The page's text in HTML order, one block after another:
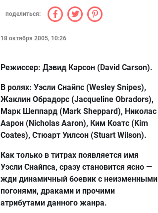
поделиться:
18 октября 2005, 10:26
Режиссер: Дэвид Карсон (David Carson).
В ролях: Уэсли Снайпс (Wesley Snipes),
Жаклин Обрадорс (Jacqueline Obradors),
Марк Шеппард (Mark Sheppard), Николас
Аарон (Nicholas Aaron), Ким Коатс (Kim
Coates), Стюарт Уилсон (Stuart Wilson).
Как только в титрах появляется имя
Уэсли Снайпса, сразу становится ясно —
жди динамичный боевик с неизменными
погонями, драками и прочими
атрибутами данного жанра.